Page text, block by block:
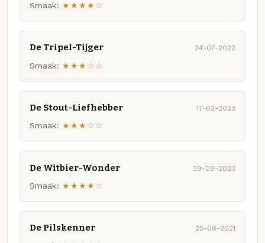
Smaak: ★★★★☆
De Tripel-Tijger 24-07-2022
Smaak: ★★★☆☆
De Stout-Liefhebber 17-02-2023
Smaak: ★★★☆☆
De Witbier-Wonder 29-09-2023
Smaak: ★★★★☆
De Pilskenner 25-09-2021